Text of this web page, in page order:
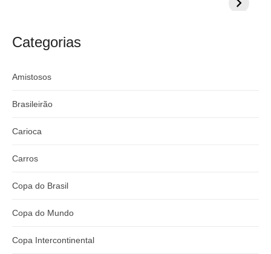
argentino
do
Categorias
Amistosos
Brasileirão
Carioca
Carros
Copa do Brasil
Copa do Mundo
Copa Intercontinental